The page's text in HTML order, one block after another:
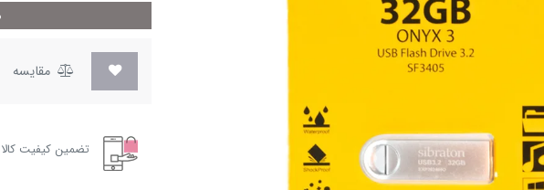
مقایسه
تضمین کیفیت کالا